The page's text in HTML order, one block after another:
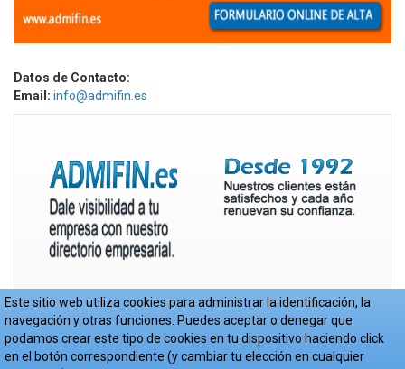
Datos de Contacto:
Email: info@admifin.es
Este sitio web utiliza cookies para administrar la identificación, la
navegación y otras funciones. Puedes aceptar o denegar que
podamos crear este tipo de cookies en tu dispositivo haciendo click
en el botón correspondiente (y cambiar tu elección en cualquier